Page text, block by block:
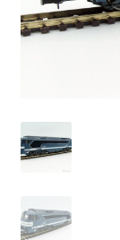
Évènements à